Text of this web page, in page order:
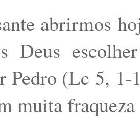
abrirmos
Deus
Pedro (Lc 5, 1-
muita fraqueza